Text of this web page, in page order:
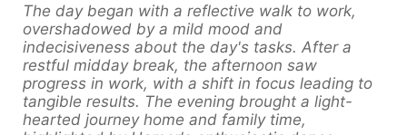
The day began with a reflective walk to work,
overshadowed by a mild mood and
indecisiveness about the day's tasks. After a
restful midday break, the afternoon saw
progress in work, with a shift in focus leading to
tangible results. The evening brought a light-
hearted journey home and family time,